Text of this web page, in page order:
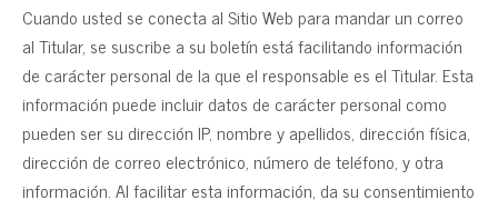
Cuando usted se conecta al Sitio Web para mandar un correo
al Titular, se suscribe a su boletín está facilitando información
de carácter personal de la que el responsable es el Titular. Esta
información puede incluir datos de carácter personal como
pueden ser su dirección IP, nombre y apellidos, dirección física,
dirección de correo electrónico, número de teléfono, y otra
información. Al facilitar esta información, da su consentimiento